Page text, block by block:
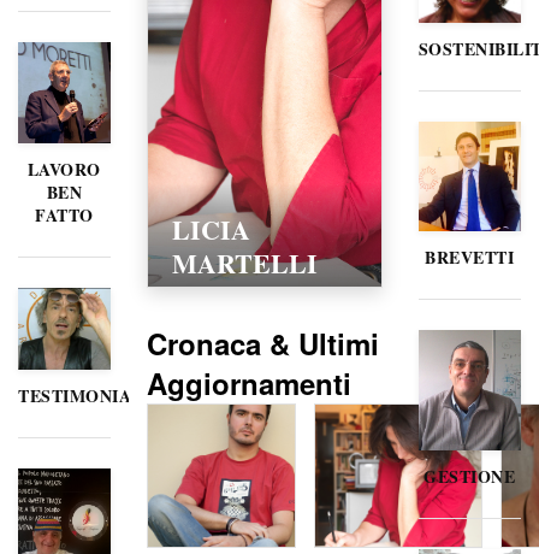
LAVORO
BEN
FATTO
TESTIMONIANZE
LICIA
MARTELLI
Cronaca & Ultimi
Aggiornamenti
BREVETTI
GESTIONE